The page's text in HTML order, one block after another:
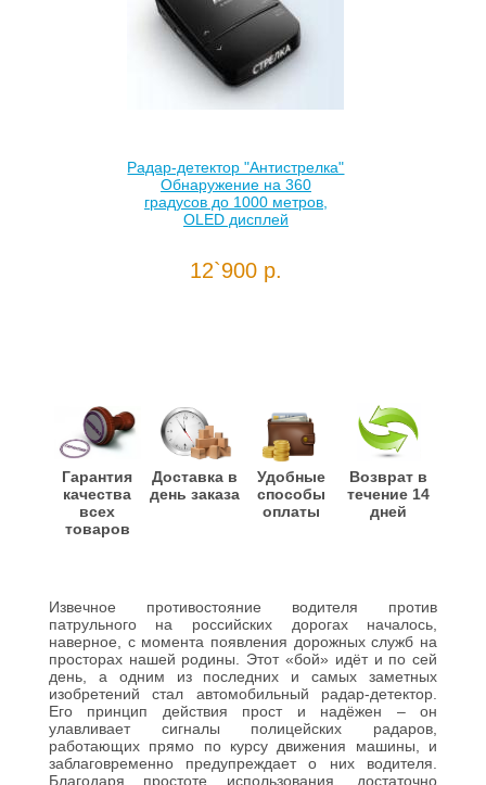
Радар-детектор "Антистрелка"
Обнаружение на 360
градусов до 1000 метров,
OLED дисплей
12`900 р.
Гарантия
качества
всех
товаров
Доставка в
день заказа
Удобные
способы
оплаты
Возврат в
течение 14
дней
Извечное противостояние водителя против
патрульного на российских дорогах началось,
наверное, с момента появления дорожных служб на
просторах нашей родины. Этот «бой» идёт и по сей
день, а одним из последних и самых заметных
изобретений стал автомобильный радар-детектор.
Его принцип действия прост и надёжен – он
улавливает сигналы полицейских радаров,
работающих прямо по курсу движения машины, и
заблаговременно предупреждает о них водителя.
Благодаря простоте использования, достаточно